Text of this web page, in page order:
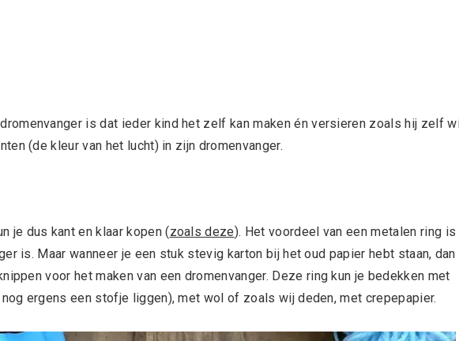
is dat ieder kind het zelf kan maken én versieren zoals hij zelf
(de kleur van het lucht) in zijn dromenvanger.
je dus kant en klaar kopen (zoals deze). Het voordeel van een metalen ring is
is. Maar wanneer je een stuk stevig karton bij het oud papier hebt staan, dan
voor het maken van een dromenvanger. Deze ring kun je bedekken met
ergens een stofje liggen), met wol of zoals wij deden, met crepepapier.